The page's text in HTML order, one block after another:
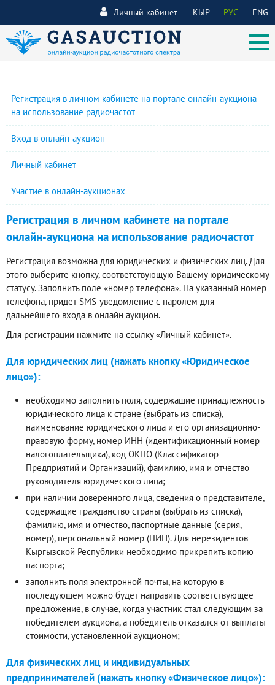
КЫР РУС ENG
Личный кабинет
Регистрация в личном кабинете на портале онлайн-аукциона
на использование радиочастот
Вход в онлайн-аукцион
Личный кабинет
Участие в онлайн-аукционах
Регистрация в личном кабинете на портале
онлайн-аукциона на использование радиочастот
Регистрация возможна для юридических и физических лиц. Для
этого выберите кнопку, соответствующую Вашему юридическому
статусу. Заполнить поле «номер телефона». На указанный номер
телефона, придет SMS-уведомление с паролем для
дальнейшего входа в онлайн аукцион.
Для регистрации нажмите на ссылку «Личный кабинет».
Для юридических лиц (нажать кнопку «Юридическое
лицо»):
необходимо заполнить поля, содержащие принадлежность
юридического лица к стране (выбрать из списка),
наименование юридического лица и его организационно-
правовую форму, номер ИНН (идентификационный номер
налогоплательщика), код ОКПО (Классификатор
Предприятий и Организаций), фамилию, имя и отчество
руководителя юридического лица;
при наличии доверенного лица, сведения о представителе,
содержащие гражданство страны (выбрать из списка),
фамилию, имя и отчество, паспортные данные (серия,
номер), персональный номер (ПИН). Для нерезидентов
Кыргызской Республики необходимо прикрепить копию
паспорта;
заполнить поля электронной почты, на которую в
последующем можно будет направить соответствующее
предложение, в случае, когда участник стал следующим за
победителем аукциона, а победитель отказался от выплаты
стоимости, установленной аукционом;
Для физических лиц и индивидуальных
предпринимателей (нажать кнопку «Физическое лицо»):